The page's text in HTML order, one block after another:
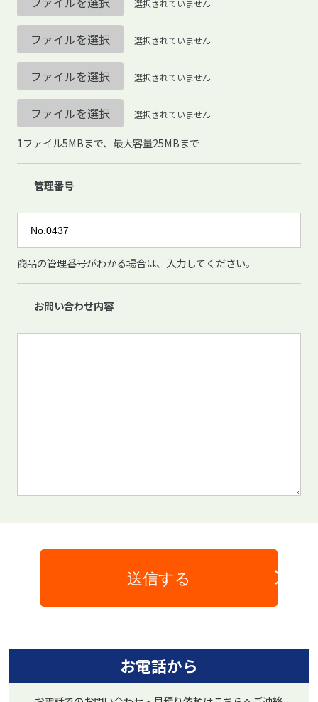
選択されていません
ファイルを選択 選択されていません
ファイルを選択 選択されていません
ファイルを選択 選択されていません
1ファイル5MBまで、最大容量25MBまで
管理番号
商品の管理番号がわかる場合は、入力してください。
お問い合わせ内容
お電話から